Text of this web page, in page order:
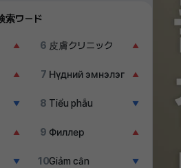
索ワード
▲
▲
▼
▲
▼
6 皮膚クリニック ▲
7 Нүдний эмнэлэг ▲
8 Tiểu phẫu ▼
9 Филлер ▲
10Giảm cân ▼